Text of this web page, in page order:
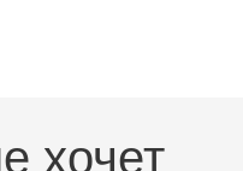
хочет